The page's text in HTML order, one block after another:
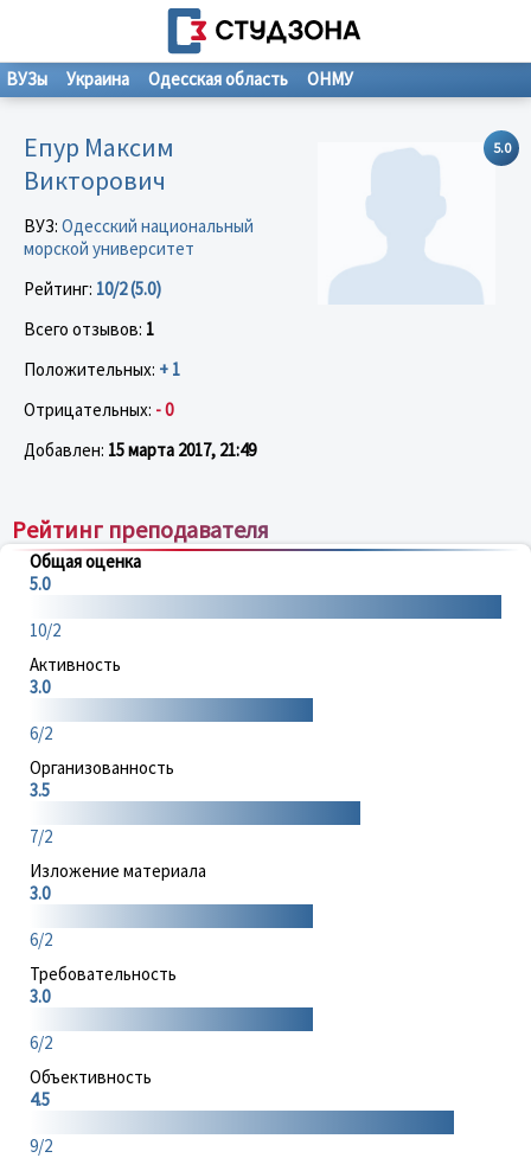
ВУЗы Украина Одесская область ОНМУ
5.0
Епур Максим
Викторович
ВУЗ: Одесский национальный
морской университет
Рейтинг: 10/2 (5.0)
Всего отзывов: 1
Положительных: + 1
Отрицательных: - 0
Добавлен: 15 марта 2017, 21:49
Рейтинг преподавателя
Общая оценка
5.0
10/2
Активность
3.0
6/2
Организованность
3.5
7/2
Изложение материала
3.0
6/2
Требовательность
3.0
6/2
Объективность
4.5
9/2